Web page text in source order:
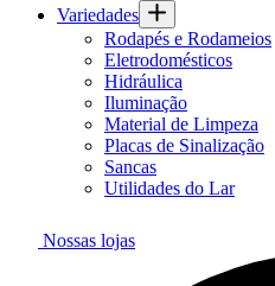
Variedades
Rodapés e Rodameios
Eletrodomésticos
Hidráulica
Iluminação
Material de Limpeza
Placas de Sinalização
Sancas
Utilidades do Lar
Nossas lojas